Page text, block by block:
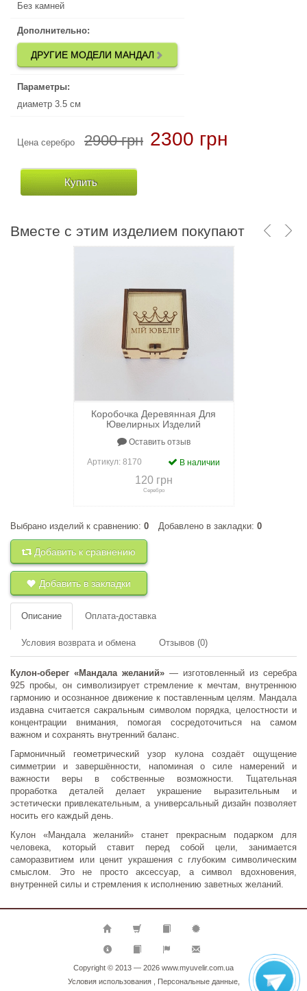
Без камней
Дополнительно:
ДРУГИЕ МОДЕЛИ МАНДАЛ
Параметры:
диаметр 3.5 см
Цена серебро 2900 грн 2300 грн
Купить
ДРУГИЕ МОДЕЛИ МАНДАЛ
Вместе с этим изделием покупают
Коробочка Деревянная Для
Ювелирных Изделий
Оставить отзыв
Артикул: 8170 В наличии
120 грн
Серебро
+к сравнению
Выбрано изделий к сравнению: 0 Добавлено в закладки: 0
Добавить к сравнению
Добавить в закладки
Описание Оплата-доставка
Условия возврата и обмена Отзывов (0)
Кулон-оберег «Мандала желаний» — изготовленный из серебра
925 пробы, он символизирует стремление к мечтам, внутреннюю
гармонию и осознанное движение к поставленным целям. Мандала
издавна считается сакральным символом порядка, целостности и
концентрации внимания, помогая сосредоточиться на самом
важном и сохранять внутренний баланс.
Гармоничный геометрический узор кулона создаёт ощущение
симметрии и завершённости, напоминая о силе намерений и
важности веры в собственные возможности. Тщательная
проработка деталей делает украшение выразительным и
эстетически привлекательным, а универсальный дизайн позволяет
носить его каждый день.
Кулон «Мандала желаний» станет прекрасным подарком для
человека, который ставит перед собой цели, занимается
саморазвитием или ценит украшения с глубоким символическим
смыслом. Это не просто аксессуар, а символ вдохновения,
внутренней силы и стремления к исполнению заветных желаний.
Copyright © 2013 — 2026 www.myuvelir.com.ua
Условия использования, Персональные данные,